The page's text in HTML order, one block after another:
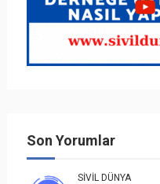
Son Yorumlar
SIVIL DÜNYA